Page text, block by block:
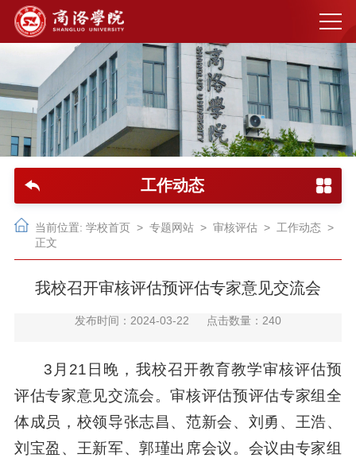
工作动态
当前位置: 学校首页 > 专题网站> 审核评估> 工作动态>
正文
我校召开审核评估预评估专家意见交流会
发布时间：2024-03-22 点击数量： 240
3月21日晚，我校召开教育教学审核评估预
评估专家意见交流会。审核评估预评估专家组全
体成员，校领导张志昌、范新会、刘勇、王浩、
刘宝盈、王新军、郭瑾出席会议。会议由专家组